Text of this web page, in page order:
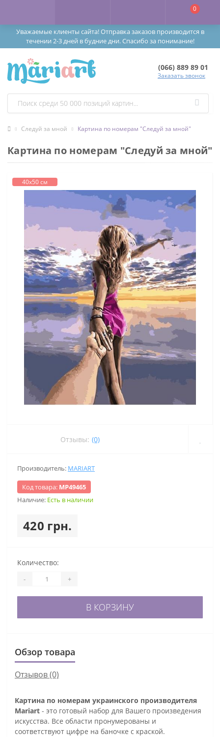
Уважаемые клиенты сайта! Отправка заказов производится в
течении 2-3 дней в будние дни. Спасибо за понимание!
0
(066) 889 89 01
Заказать звонок
Следуй за мной Картина по номерам "Следуй за мной"
Картина по номерам "Следуй за мной"
40х50 см
Отзывы: (0)
Производитель: MARIART
Код товара: МР49465
Наличие: Есть в наличии
420 грн.
Количество:
- +
В КОРЗИНУ
Обзор товара
Отзывов (0)
Картина по номерам украинского производителя
Mariart - это готовый набор для Вашего произведения
искусства. Все области пронумерованы и
соответствуют цифре на баночке с краской.